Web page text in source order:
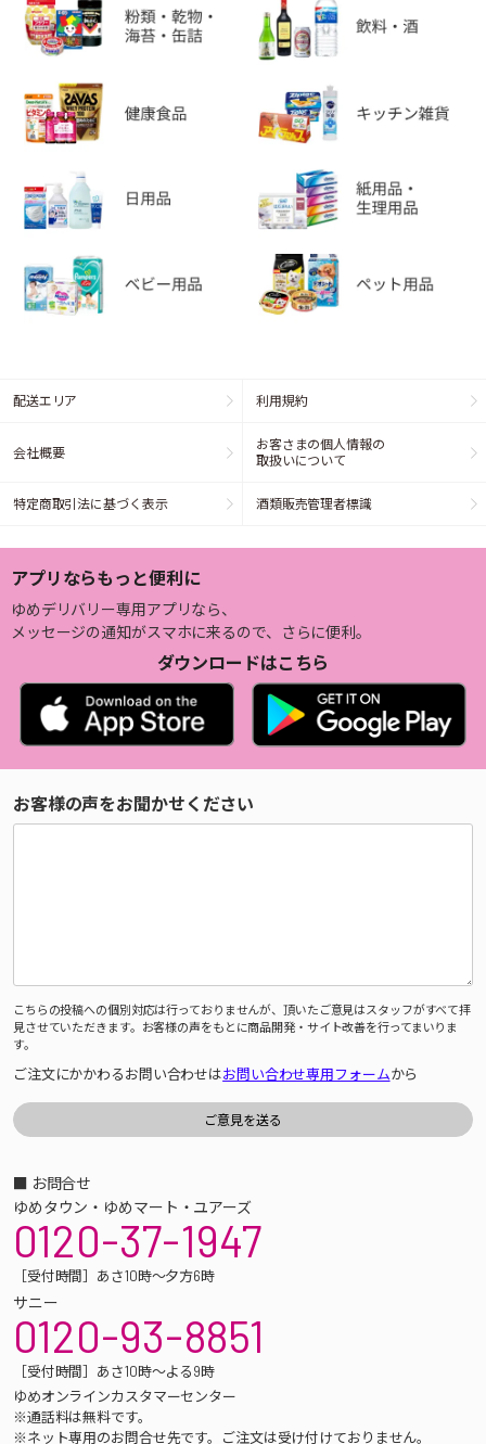
配送エリア 利用規約
会社概要
お客さまの個人情報の
取扱いについて
特定商取引法に基づく表示 酒類販売管理者標識
アプリならもっと便利に
ゆめデリバリー専用アプリなら、
メッセージの通知がスマホに来るので、さらに便利。
ダウンロードはこちら
お客様の声をお聞かせください
こちらの投稿への個別対応は行っておりませんが、頂いたご意見はスタッフがすべて拝
見させていただきます。お客様の声をもとに商品開発・サイト改善を行ってまいりま
す。
ご注文にかかわるお問い合わせはお問い合わせ専用フォームから
■ お問合せ
ゆめタウン・ゆめマート・ユアーズ
0120-37-1947
［受付時間］あさ10時～夕方6時
サニー
0120-93-8851
［受付時間］あさ10時～よる9時
ゆめオンラインカスタマーセンター
※通話料は無料です。
※ネット専用のお問合せ先です。ご注文は受け付けておりません。